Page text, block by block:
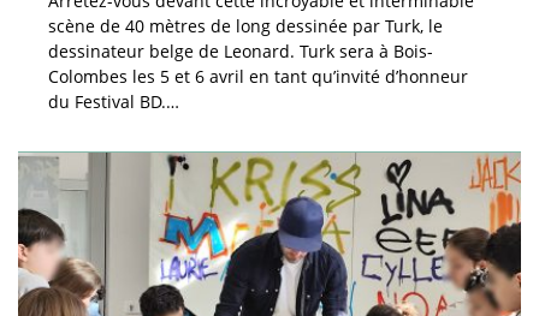
scène de 40 mètres de long dessinée par Turk, le
dessinateur belge de Leonard. Turk sera à Bois-
Colombes les 5 et 6 avril en tant qu’invité d’honneur
du Festival BD.…